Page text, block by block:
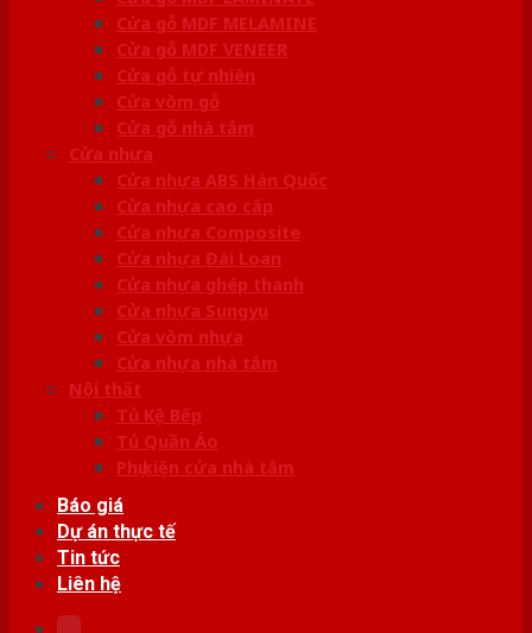
Cửa gỗ MDF MELAMINE
Cửa gỗ MDF VENEER
Cửa gỗ tự nhiên
Cửa vòm gỗ
Cửa gỗ nhà tắm
Cửa nhựa
Cửa nhựa ABS Hàn Quốc
Cửa nhựa cao cấp
Cửa nhựa Composite
Cửa nhựa Đài Loan
Cửa nhựa ghép thanh
Cửa nhựa Sungyu
Cửa vòm nhựa
Cửa nhựa nhà tắm
Nội thất
Tủ Kệ Bếp
Tủ Quần Áo
Phụ kiện cửa nhà tắm
Báo giá
Dự án thực tế
Tin tức
Liên hệ